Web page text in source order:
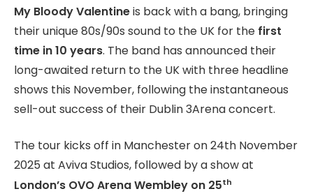
My Bloody Valentineis back with a bang, bringing
their unique 80s/90s sound to the UK for the first
time in 10 years. The band has announced their
long-awaited return to the UK with three headline
shows this November, following the instantaneous
sell-out success of their Dublin 3Arena concert.
The tour kicks off in Manchester on 24th November
2025 at Aviva Studios, followed by a show at
London’s OVO Arena Wembley on 25th